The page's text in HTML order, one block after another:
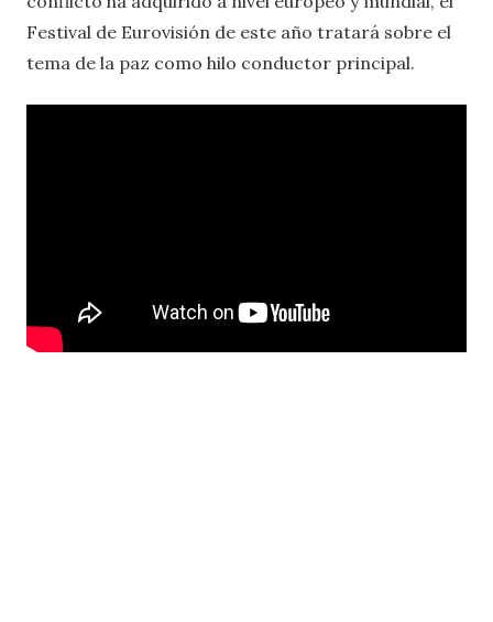
Festival de Eurovisión de este año tratará sobre el
tema de la paz como hilo conductor principal.